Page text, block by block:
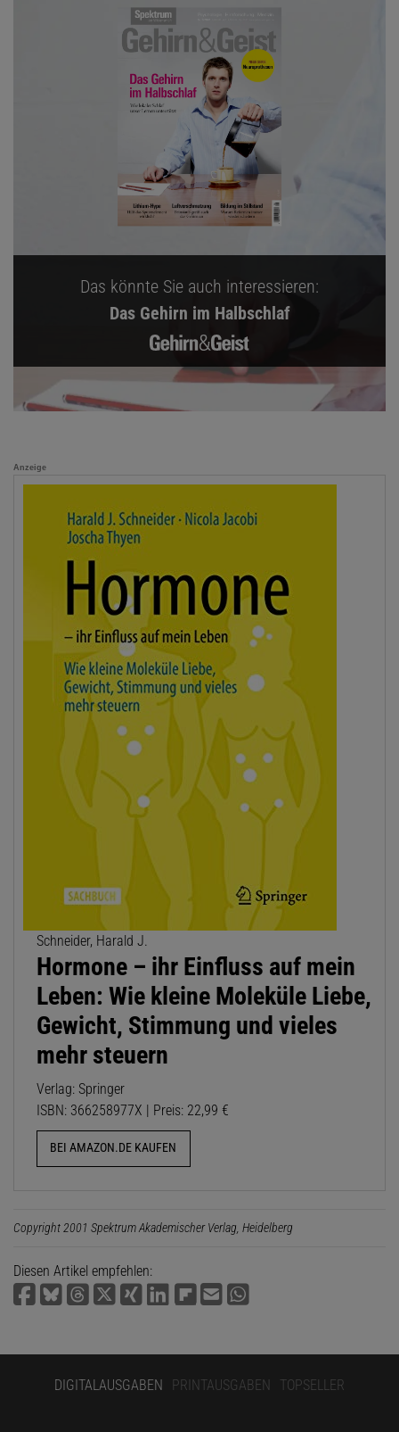
Das könnte Sie auch interessieren:
Das Gehirn im Halbschlaf
Anzeige
Schneider, Harald J.
Hormone – ihr Einfluss auf mein
Leben: Wie kleine Moleküle Liebe,
Gewicht, Stimmung und vieles
mehr steuern
Verlag: Springer
ISBN: 366258977X | Preis: 22,99 €
BEI AMAZON.DE KAUFEN
Copyright 2001 Spektrum Akademischer Verlag, Heidelberg
Diesen Artikel empfehlen:
DIGITALAUSGABEN PRINTAUSGABEN TOPSELLER